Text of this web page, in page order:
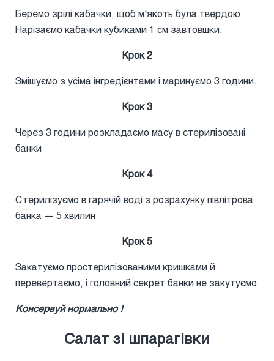
Беремо зрілі кабачки, щоб м'якоть була твердою.
Нарізаємо кабачки кубиками 1 см завтовшки.
Крок 2
Змішуємо з усіма інгредієнтами і маринуємо 3 години.
Крок 3
Через 3 години розкладаємо масу в стерилізовані
банки
Крок 4
Стерилізуємо в гарячій воді з розрахунку півлітрова
банка — 5 хвилин
Крок 5
Закатуємо простерилізованими кришками й
перевертаємо, і головний секрет банки не закутуємо
Консервуй нормально !
Салат зі шпарагівки